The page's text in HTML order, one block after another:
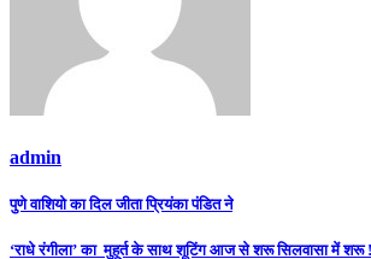
admin
Post
navigation
पुणे वाशियो का दिल जीता प्रियंका पंडित ने
‘राधे रंगीला’ का मुहूर्त के साथ शूटिंग आज से शरू सिलवासा में शरू !